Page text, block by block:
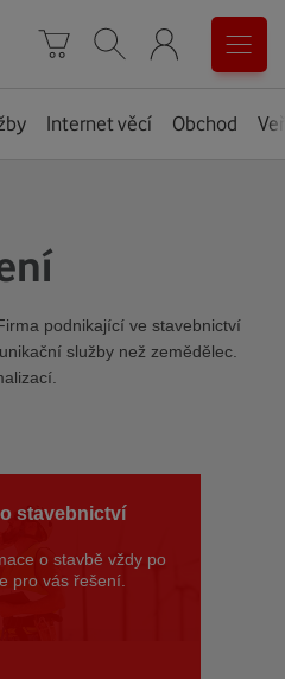
Košík
Vyhledávání
Menu
Internet věcí Obchod
podnikající ve stavebnictví
služby než zemědělec.
stavebnictví
o stavbě vždy po
pro vás řešení.